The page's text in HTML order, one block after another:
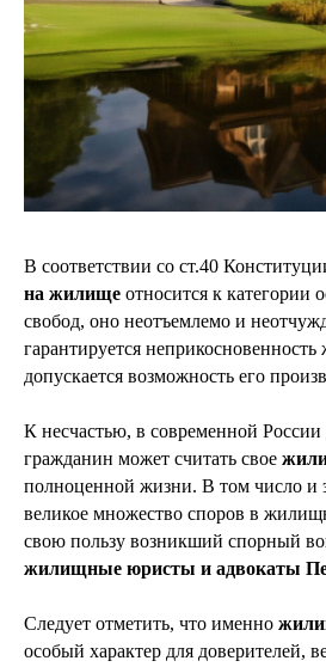
В соответствии со ст.40
на жилище относится к категории
свобод, оно неотъемлемо и
гарантируется
допускается возможность его
К несчастью, в современной
гражданин может считать свое
полноценной жизни. В том число и
великое множество споров в
свою пользу возникший спорный
жилищные юристы и адвокаты
Следует отметить, что именно
особый характер для доверителей,